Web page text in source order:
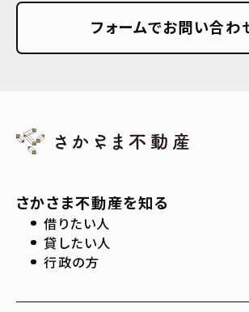
フォームでお問い合わ
さかさま不動産を知る
借りたい人
貸したい人
行政の方